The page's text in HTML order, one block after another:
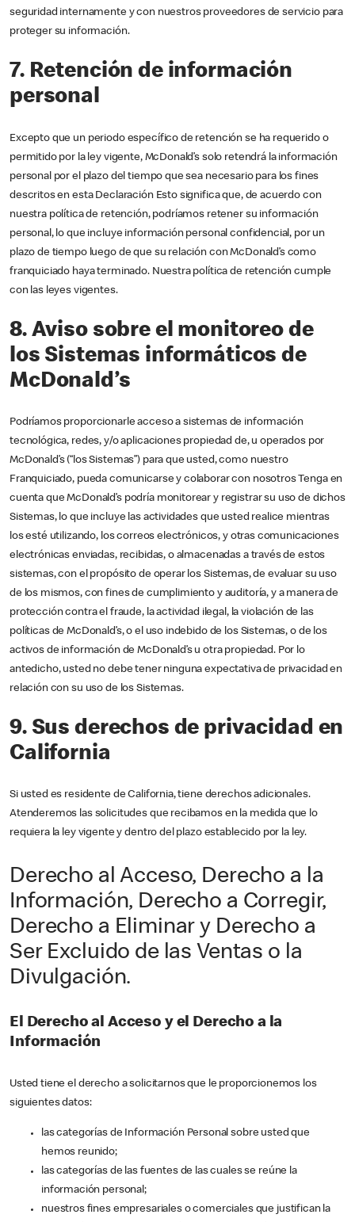
seguridad internamente y con nuestros proveedores de servicio para
proteger su información.
7. Retención de información
personal
Excepto que un periodo específico de retención se ha requerido o
permitido por la ley vigente, McDonald’s solo retendrá la información
personal por el plazo del tiempo que sea necesario para los fines
descritos en esta Declaración Esto significa que, de acuerdo con
nuestra política de retención, podríamos retener su información
personal, lo que incluye información personal confidencial, por un
plazo de tiempo luego de que su relación con McDonald’s como
franquiciado haya terminado. Nuestra política de retención cumple
con las leyes vigentes.
8. Aviso sobre el monitoreo de
los Sistemas informáticos de
McDonald’s
Podríamos proporcionarle acceso a sistemas de información
tecnológica, redes, y/o aplicaciones propiedad de, u operados por
McDonald’s (“los Sistemas”) para que usted, como nuestro
Franquiciado, pueda comunicarse y colaborar con nosotros Tenga en
cuenta que McDonald’s podría monitorear y registrar su uso de dichos
Sistemas, lo que incluye las actividades que usted realice mientras
los esté utilizando, los correos electrónicos, y otras comunicaciones
electrónicas enviadas, recibidas, o almacenadas a través de estos
sistemas, con el propósito de operar los Sistemas, de evaluar su uso
de los mismos, con fines de cumplimiento y auditoría, y a manera de
protección contra el fraude, la actividad ilegal, la violación de las
políticas de McDonald’s, o el uso indebido de los Sistemas, o de los
activos de información de McDonald’s u otra propiedad. Por lo
antedicho, usted no debe tener ninguna expectativa de privacidad en
relación con su uso de los Sistemas.
9. Sus derechos de privacidad en
California
Si usted es residente de California, tiene derechos adicionales.
Atenderemos las solicitudes que recibamos en la medida que lo
requiera la ley vigente y dentro del plazo establecido por la ley.
Derecho al Acceso, Derecho a la
Información, Derecho a Corregir,
Derecho a Eliminar y Derecho a
Ser Excluido de las Ventas o la
Divulgación.
El Derecho al Acceso y el Derecho a la
Información
Usted tiene el derecho a solicitarnos que le proporcionemos los
siguientes datos:
las categorías de Información Personal sobre usted que
hemos reunido;
las categorías de las fuentes de las cuales se reúne la
información personal;
nuestros fines empresariales o comerciales que justifican la